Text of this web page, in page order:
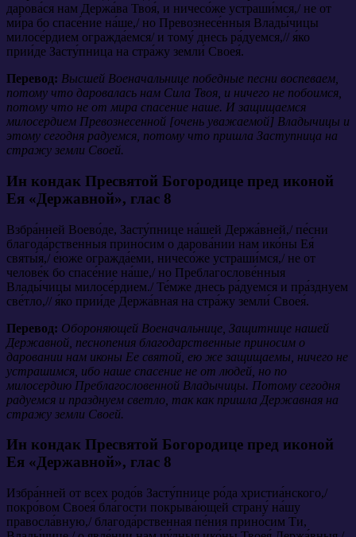
дарова́ся нам Держа́ва Твоя́, и ничесо́же устраши́мся,/ не от
ми́ра бо спасе́ние на́ше,/ но Превознесе́нныя Влады́чицы
милосе́рдием огражда́емся/ и тому́ днесь ра́дуемся,// я́ко
прии́де Засту́пница на стра́жу земли́ Своея́.
Перевод: Высшей Военачальнице победные песни воспеваем,
потому что даровалась нам Сила Твоя, и ничего не побоимся,
потому что не от мира спасение наше. И защищаемся
милосердием Превознесенной [очень уважаемой] Владычицы и
этому сегодня радуемся, потому что пришла Заступница на
стражу земли Своей.
Ин кондак Пресвятой Богородице пред иконой
Ея «Державной», глас 8
Взбра́нней Воево́де, Засту́пнице на́шей Держа́вней,/ пе́сни
благода́рственныя прино́сим о дарова́нии нам ико́ны Ея́
святы́я,/ е́юже огражда́еми, ничесо́же устраши́мся,/ не от
челове́к бо спасе́ние на́ше,/ но Преблагослове́нныя
Влады́чицы милосе́рдием./ Те́мже днесь ра́дуемся и пра́зднуем
све́тло,// я́ко прии́де Держа́вная на стра́жу земли́ Своея́.
Перевод: Обороняющей Военачальнице, Защитнице нашей
Державной, песнопения благодарственные приносим о
даровании нам иконы Ее святой, ею же защищаемы, ничего не
устрашимся, ибо наше спасение не от людей, но по
милосердию Преблагословенной Владычицы. Потому сегодня
радуемся и празднуем светло, так как пришла Державная на
стражу земли Своей.
Ин кондак Пресвятой Богородице пред иконой
Ея «Державной», глас 8
Избра́нней от всех родо́в Засту́пнице ро́да христиа́нского,/
покро́вом Своея́ бла́гости покрыва́ющей страну́ на́шу
правосла́вную,/ благода́рственная пе́ния прино́сим Ти,